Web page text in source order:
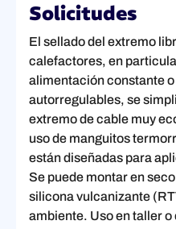
Solicitudes
El sellado del extremo
calefactores, en
alimentación constante
autorregulables, se
extremo de cable muy
uso de manguitos
están diseñadas para
Se puede montar en
silicona vulcanizante
ambiente. Uso en taller o